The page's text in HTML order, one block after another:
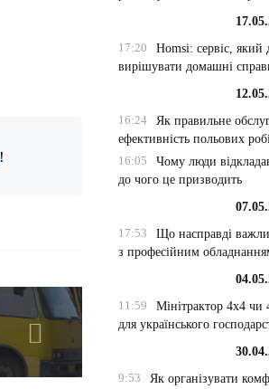
!
17:20
Homsi: сервіс, який
вирішувати домашні
16:24
Як правильне
ефективність польових
16:05
Чому люди
до чого це призводить
17:53
Що насправді
з професійним
11:59
Мінітрактор 4х4
для українського
9:53
Як організувати